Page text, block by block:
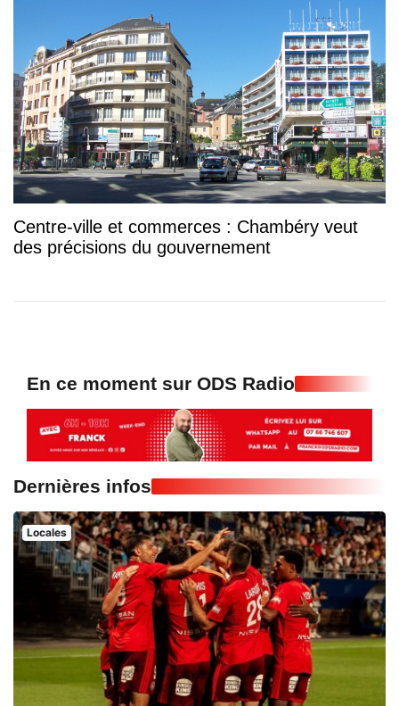
Centre-ville et commerces : Chambéry veut
des précisions du gouvernement
En ce moment sur ODS Radio
Dernières infos
Locales